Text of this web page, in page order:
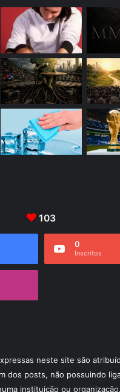
103
0
Inscritos
neste site são
dos posts, não possuindo
instituição ou organização.